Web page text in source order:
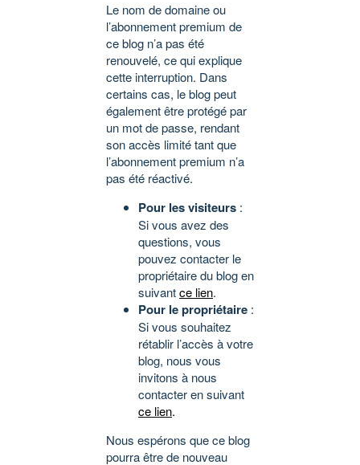
Le nom de domaine ou
l’abonnement premium de
ce blog n’a pas été
renouvelé, ce qui explique
cette interruption. Dans
certains cas, le blog peut
également être protégé par
un mot de passe, rendant
son accès limité tant que
l’abonnement premium n’a
pas été réactivé.
Pour les visiteurs :
Si vous avez des
questions, vous
pouvez contacter le
propriétaire du blog en
suivantce lien.
Pour le propriétaire :
Si vous souhaitez
rétablir l’accès à votre
blog, nous vous
invitons à nous
contacter en suivant
ce lien.
Nous espérons que ce blog
pourra être de nouveau